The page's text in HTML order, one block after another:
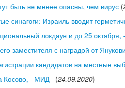
быть не менее опасны, чем вирус (
синагоги: Израиль вводит
локдаун и до 25 октября,
заместителя с наградой от
кандидатов на местные
Косово, - МИД (24.09.2020)